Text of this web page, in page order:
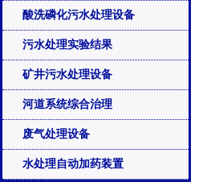
酸洗磷化污水处理设备
污水处理实验结果
矿井污水处理设备
河道系统综合治理
废气处理设备
水处理自动加药装置